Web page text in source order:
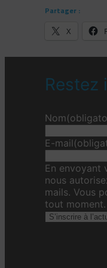
Partager :
X
Restez
Nom
E-mail
En envoyant
nous
mails. Vous
tout moment.
S’inscrire à